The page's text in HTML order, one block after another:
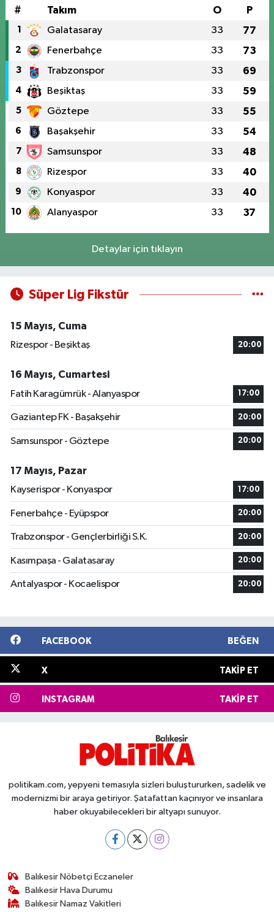
# Takım O P
1 Galatasaray 33 77
2 Fenerbahçe 33 73
3 Trabzonspor 33 69
4 Beşiktaş 33 59
5 Göztepe 33 55
6 Başakşehir 33 54
7 Samsunspor 33 48
8 Rizespor 33 40
9 Konyaspor 33 40
10 Alanyaspor 33 37
Detaylar için tıklayın
Süper Lig Fikstür
15 Mayıs, Cuma
Rizespor - Beşiktaş
20:00
16 Mayıs, Cumartesi
Fatih Karagümrük - Alanyaspor
17:00
Gaziantep FK - Başakşehir 20:00
Samsunspor - Göztepe 20:00
17 Mayıs, Pazar
Kayserispor - Konyaspor
17:00
Fenerbahçe - Eyüpspor 20:00
Trabzonspor - Gençlerbirliği S.K. 20:00
Kasımpaşa - Galatasaray 20:00
Antalyaspor - Kocaelispor 20:00
FACEBOOK BEĞEN
X TAKIP ET
INSTAGRAM TAKIP ET
politikam.com, yepyeni temasıyla sizleri buluştururken, sadelik ve
modernizmi bir araya getiriyor. Şatafattan kaçınıyor ve insanlara
haber okuyabilecekleri bir altyapı sunuyor.
Balıkesir Nöbetçi Eczaneler
Balıkesir Hava Durumu
Balıkesir Namaz Vakitleri